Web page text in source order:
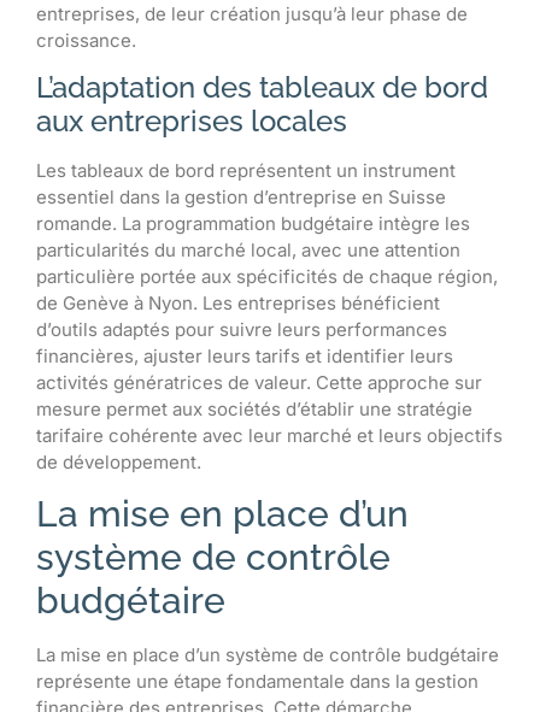
entreprises, de leur création jusqu’à leur phase de
croissance.
L’adaptation des tableaux de bord
aux entreprises locales
Les tableaux de bord représentent un instrument
essentiel dans la gestion d’entreprise en Suisse
romande. La programmation budgétaire intègre les
particularités du marché local, avec une attention
particulière portée aux spécificités de chaque région,
de Genève à Nyon. Les entreprises bénéficient
d’outils adaptés pour suivre leurs performances
financières, ajuster leurs tarifs et identifier leurs
activités génératrices de valeur. Cette approche sur
mesure permet aux sociétés d’établir une stratégie
tarifaire cohérente avec leur marché et leurs objectifs
de développement.
La mise en place d’un
système de contrôle
budgétaire
La mise en place d’un système de contrôle budgétaire
représente une étape fondamentale dans la gestion